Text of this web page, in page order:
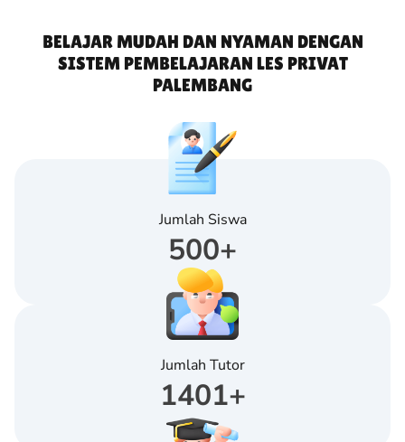
BELAJAR MUDAH DAN NYAMAN DENGAN
SISTEM PEMBELAJARAN LES PRIVAT
PALEMBANG
Jumlah Siswa
500+
Jumlah Tutor
1401+